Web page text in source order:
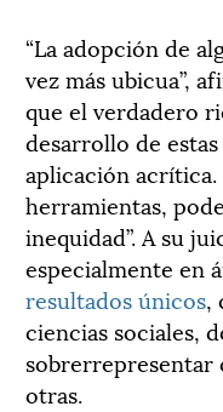
“La adopción de
vez más ubicua”,
que el verdadero
desarrollo de
aplicación acrítica.
herramientas,
inequidad”. A su
especialmente en
resultados únicos,
ciencias sociales,
sobrerrepresentar
otras.